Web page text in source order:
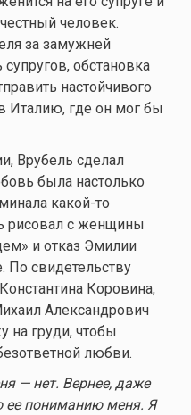
человек.
за замужней
обстановка
настойчивого
Италию, где он мог бы
Врубель сделал
была настолько
какой-то
рисовал с женщины
и отказ Эмилии
По свидетельству
Коровина,
Александрович
на груди, чтобы
любви.
— нет. Вернее, даже
ее пониманию меня. Я